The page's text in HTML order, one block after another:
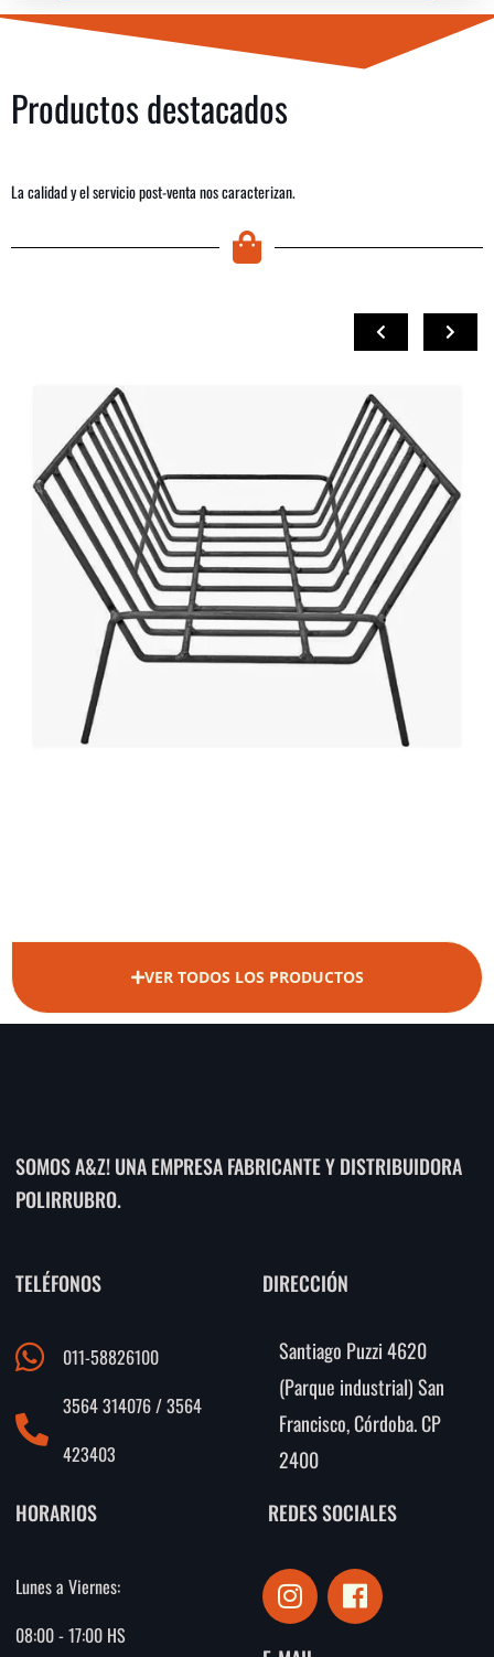
Productos destacados
La calidad y el servicio post-venta nos caracterizan.
COMPRAR
VER TODOS LOS PRODUCTOS
SOMOS A&Z! UNA EMPRESA FABRICANTE Y DISTRIBUIDORA
POLIRRUBRO.
TELÉFONOS
011-58826100
3564 314076 / 3564
423403
DIRECCIÓN
Santiago Puzzi 4620
(Parque industrial) San
Francisco, Córdoba. CP
2400
HORARIOS
Lunes a Viernes:
08:00 - 17:00 HS
REDES SOCIALES
I
n
s
F
a
c